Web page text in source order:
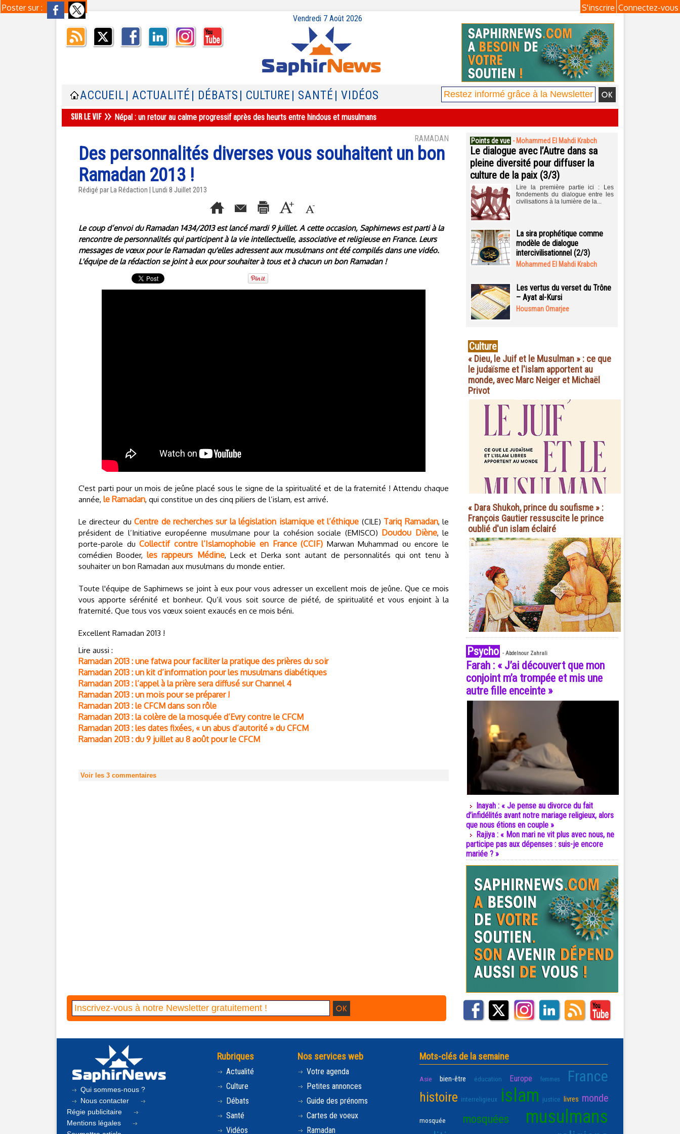
Poster sur : Connectez-vous
S'inscrire
Vendredi 7 Août 2026
ACCUEIL | ACTUALITÉ | DÉBATS | CULTURE | SANTÉ | VIDÉOS
Népal : un retour au calme progressif après des heurts entre hindous et musulmans
RAMADAN
Des personnalités diverses vous souhaitent un bon
Ramadan 2013 !
Rédigé par La Rédaction | Lundi 8 Juillet 2013
Le coup d’envoi du Ramadan 1434/2013 est lancé mardi 9 juillet. A cette occasion, Saphirnews est parti à la
rencontre de personnalités qui participent à la vie intellectuelle, associative et religieuse en France. Leurs
messages de vœux pour le Ramadan qu'elles adressent aux musulmans ont été compilés dans une vidéo.
L'équipe de la rédaction se joint à eux pour souhaiter à tous et à chacun un bon Ramadan !
C'est parti pour un mois de jeûne placé sous le signe de la spiritualité et de la fraternité ! Attendu chaque
année, le Ramadan, qui constitue un des cinq piliers de l’islam, est arrivé.
Le directeur duCentre de recherches sur la législation islamique et l’éthique (CILE) Tariq Ramadan, le
président de l’Initiative européenne musulmane pour la cohésion sociale (EMISCO) Doudou Diène, le
porte-parole duCollectif contre l’Islamophobie en France (CCIF) Marwan Muhammad ou encore le
comédien Booder,les rappeurs Médine, Leck et Derka sont autant de personnalités qui ont tenu à
souhaiter un bon Ramadan aux musulmans du monde entier.
Toute l'équipe de Saphirnews se joint à eux pour vous adresser un excellent mois de jeûne. Que ce mois
vous apporte sérénité et bonheur. Qu’il vous soit source de piété, de spiritualité et vous enjoint à la
fraternité. Que tous vos vœux soient exaucés en ce mois béni.
Excellent Ramadan 2013 !
Lire aussi :
Ramadan 2013 : une fatwa pour faciliter la pratique des prières du soir
Ramadan 2013 : un kit d’information pour les musulmans diabétiques
Ramadan 2013 : l’appel à la prière sera diffusé sur Channel 4
Ramadan 2013 : un mois pour se préparer !
Ramadan 2013 : le CFCM dans son rôle
Ramadan 2013 : la colère de la mosquée d’Evry contre le CFCM
Ramadan 2013 : les dates fixées, « un abus d’autorité » du CFCM
Ramadan 2013 : du 9 juillet au 8 août pour le CFCM
Voir les 3 commentaires
Points de vue - Mohammed El Mahdi Krabch
Le dialogue avec l’Autre dans sa
pleine diversité pour diffuser la
culture de la paix (3/3)
Lire la première partie ici : Les
fondements du dialogue entre les
civilisations à la lumière de la...
La sira prophétique comme
modèle de dialogue
intercivilisationnel (2/3)
Mohammed El Mahdi Krabch
Les vertus du verset du Trône
– Ayat al-Kursi
Housman Omarjee
Culture
« Dieu, le Juif et le Musulman » : ce que
le judaïsme et l'islam apportent au
monde, avec Marc Neiger et Michaël
Privot
« Dara Shukoh, prince du soufisme » :
François Gautier ressuscite le prince
oublié d'un islam éclairé
Psycho - Abdelnour Zahrali
Farah : « J’ai découvert que mon
conjoint m’a trompée et mis une
autre fille enceinte »
Inayah : « Je pense au divorce du fait
d’infidélités avant notre mariage religieux, alors
que nous étions en couple »
Rajiya : « Mon mari ne vit plus avec nous, ne
participe pas aux dépenses : suis-je encore
mariée ? »
Qui sommes-nous ?
Nous contacter
Régie publicitaire
Mentions légales
Rubriques
Actualité
Culture
Débats
Santé
Vidéos
Nos services web
Votre agenda
Petites annonces
Guide des prénoms
Cartes de voeux
Ramadan
Mots-clés de la semaine
Asie bien-être éducation Europe femmes France
histoire interreligieux islam justice livres monde
mosquée mosquées musulmans